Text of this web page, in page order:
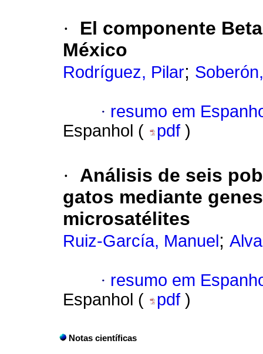
·
El componente
México
Rodríguez, Pilar;
· resumo em
Espanhol (
pdf )
·
Análisis de seis
gatos mediante
microsatélites
Ruiz-García, Manuel ;
· resumo em
Espanhol (
pdf )
Notas científicas